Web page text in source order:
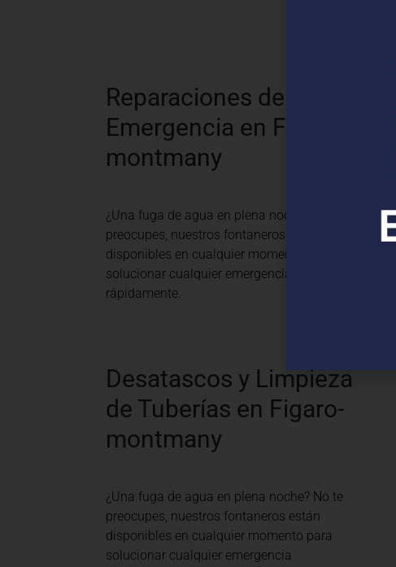
Reparaciones de
Emergencia en Figaro-
montmany
¿Una fuga de agua en plena noche? No te
preocupes, nuestros fontaneros están
disponibles en cualquier momento para
solucionar cualquier emergencia
rápidamente.
Desatascos y Limpieza
de Tuberías en Figaro-
montmany
¿Una fuga de agua en plena noche? No te
preocupes, nuestros fontaneros están
disponibles en cualquier momento para
solucionar cualquier emergencia